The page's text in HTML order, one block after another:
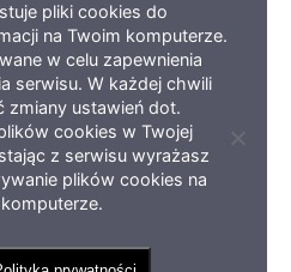
Mapa serwisu BIP
Miasto Zielona Góra
pliki cookies do
na Twoim komputerze.
w celu zapewnienia
serwisu. W każdej chwili
zmiany ustawień dot.
cookies w Twojej
z serwisu wyrażasz
plików cookies na